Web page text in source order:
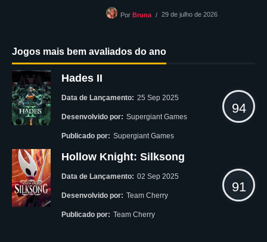
PorBruna 29 de julho de 2026
Jogos mais bem avaliados do ano
Hades II
Data de Lançamento: 25 Sep 2025
Desenvolvido por: Supergiant Games
Publicado por: Supergiant Games
94
Hollow Knight: Silksong
Data de Lançamento: 02 Sep 2025
Desenvolvido por: Team Cherry
Publicado por: Team Cherry
91